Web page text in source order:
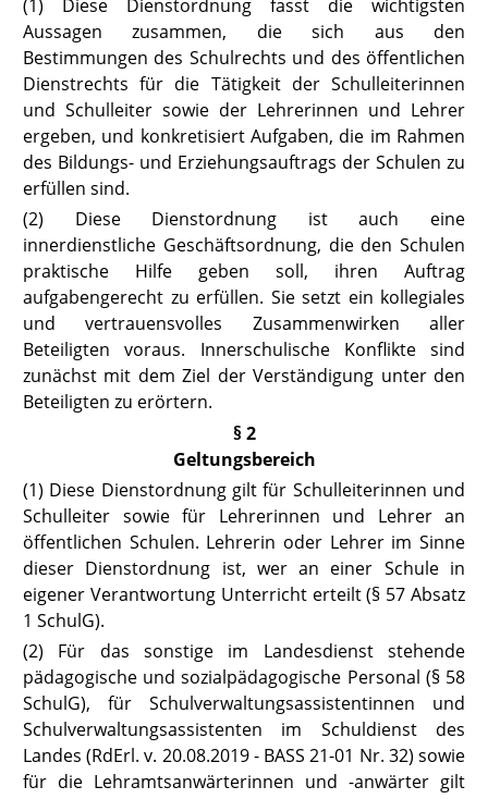
(1) Diese Dienstordnung fasst die wichtigsten
Aussagen zusammen, die sich aus den
Bestimmungen des Schulrechts und des öffentlichen
Dienstrechts für die Tätigkeit der Schulleiterinnen
und Schulleiter sowie der Lehrerinnen und Lehrer
ergeben, und konkretisiert Aufgaben, die im Rahmen
des Bildungs- und Erziehungsauftrags der Schulen zu
erfüllen sind.
(2) Diese Dienstordnung ist auch eine
innerdienstliche Geschäftsordnung, die den Schulen
praktische Hilfe geben soll, ihren Auftrag
aufgabengerecht zu erfüllen. Sie setzt ein kollegiales
und vertrauensvolles Zusammenwirken aller
Beteiligten voraus. Innerschulische Konflikte sind
zunächst mit dem Ziel der Verständigung unter den
Beteiligten zu erörtern.
§ 2
Geltungsbereich
(1) Diese Dienstordnung gilt für Schulleiterinnen und
Schulleiter sowie für Lehrerinnen und Lehrer an
öffentlichen Schulen. Lehrerin oder Lehrer im Sinne
dieser Dienstordnung ist, wer an einer Schule in
eigener Verantwortung Unterricht erteilt (§ 57 Absatz
1 SchulG).
(2) Für das sonstige im Landesdienst stehende
pädagogische und sozialpädagogische Personal (§ 58
SchulG), für Schulverwaltungsassistentinnen und
Schulverwaltungsassistenten im Schuldienst des
Landes (RdErl. v. 20.08.2019 - BASS 21-01 Nr. 32) sowie
für die Lehramtsanwärterinnen und -anwärter gilt